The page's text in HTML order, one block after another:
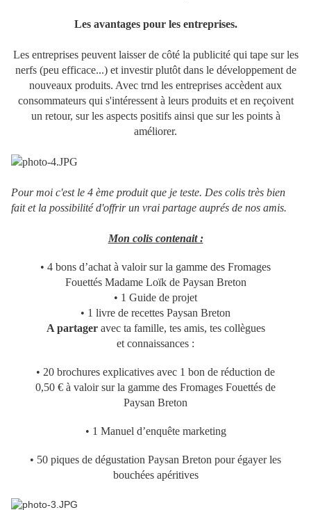
Les avantages pour les entreprises.
Les entreprises peuvent laisser de côté la publicité qui tape sur les
nerfs (peu efficace...) et investir plutôt dans le développement de
nouveaux produits. Avec trnd les entreprises accèdent aux
consommateurs qui s'intéressent à leurs produits et en reçoivent
un retour, sur les aspects positifs ainsi que sur les points à
améliorer.
Pour moi c'est le 4 ème produit que je teste. Des colis très bien
fait et la possibilité d'offrir un vrai partage auprés de nos amis.
Mon colis contenait :
• 4 bons d’achat à valoir sur la gamme des Fromages
Fouettés Madame Loïk de Paysan Breton
• 1 Guide de projet
• 1 livre de recettes Paysan Breton
A partageravec ta famille, tes amis, tes collègues
et connaissances :
• 20 brochures explicatives avec 1 bon de réduction de
0,50 € à valoir sur la gamme des Fromages Fouettés de
Paysan Breton
• 1 Manuel d’enquête marketing
• 50 piques de dégustation Paysan Breton pour égayer les
bouchées apéritives